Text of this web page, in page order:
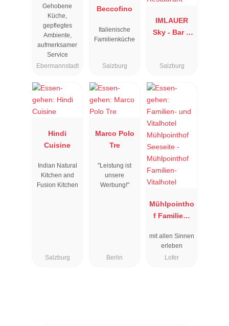
"
Gehobene
Küche,
gepflegtes
Ambiente,
aufmerksamer
Service
Ebermannstadt
Beccofino
Italienische
Familienküche
Salzburg
IMLAUER
Sky - Bar &
Salzburg
Hindi
Cuisine
Indian Natural
Kitchen and
Fusion Kitchen
Salzburg
Marco Polo
Tre
"Leistung ist
unsere
Werbung!"
Berlin
Mühlpointho
f Familien-
mit allen Sinnen
erleben
Lofer